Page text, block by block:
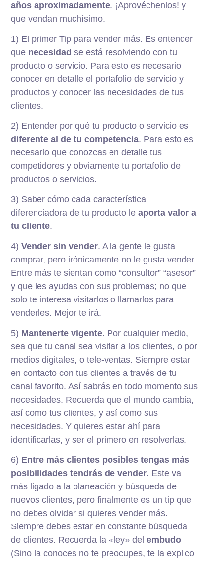
años aproximadamente. ¡Aprovéchenlos! y
que vendan muchísimo.
1) El primer Tip para vender más. Es entender
que necesidad se está resolviendo con tu
producto o servicio. Para esto es necesario
conocer en detalle el portafolio de servicio y
productos y conocer las necesidades de tus
clientes.
2) Entender por qué tu producto o servicio es
diferente al de tu competencia. Para esto es
necesario que conozcas en detalle tus
competidores y obviamente tu portafolio de
productos o servicios.
3) Saber cómo cada característica
diferenciadora de tu producto leaporta valor a
tu cliente.
4)Vender sin vender. A la gente le gusta
comprar, pero irónicamente no le gusta vender.
Entre más te sientan como “consultor” “asesor”
y que les ayudas con sus problemas; no que
solo te interesa visitarlos o llamarlos para
venderles. Mejor te irá.
5) Mantenerte vigente. Por cualquier medio,
sea que tu canal sea visitar a los clientes, o por
medios digitales, o tele-ventas. Siempre estar
en contacto con tus clientes a través de tu
canal favorito. Así sabrás en todo momento sus
necesidades. Recuerda que el mundo cambia,
así como tus clientes, y así como sus
necesidades. Y quieres estar ahí para
identificarlas, y ser el primero en resolverlas.
6) Entre más clientes posibles tengas más
posibilidades tendrás de vender. Este va
más ligado a la planeación y búsqueda de
nuevos clientes, pero finalmente es un tip que
no debes olvidar si quieres vender más.
Siempre debes estar en constante búsqueda
de clientes. Recuerda la «ley» delembudo
(Sino la conoces no te preocupes, te la explico